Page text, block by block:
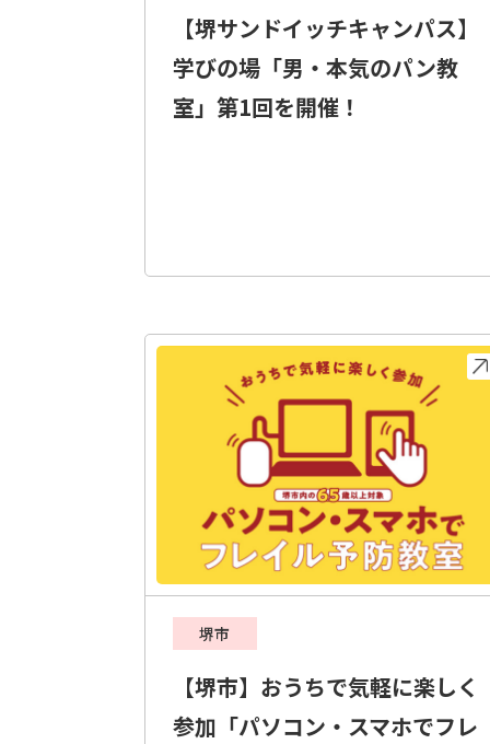
【堺サンドイッチキャンパス】
学びの場「男・本気のパン教
室」第1回を開催！
堺市
【堺市】おうちで気軽に楽しく
参加「パソコン・スマホでフレ